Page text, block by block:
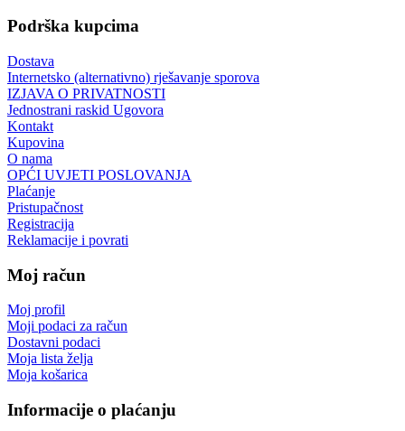
Podrška kupcima
Dostava
Internetsko (alternativno) rješavanje sporova
IZJAVA O PRIVATNOSTI
Jednostrani raskid Ugovora
Kontakt
Kupovina
O nama
OPĆI UVJETI POSLOVANJA
Plaćanje
Pristupačnost
Registracija
Reklamacije i povrati
Moj račun
Moj profil
Moji podaci za račun
Dostavni podaci
Moja lista želja
Moja košarica
Informacije o plaćanju